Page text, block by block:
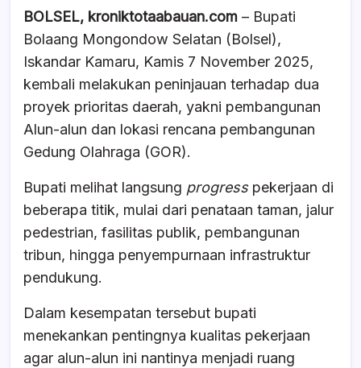
c
e
b
o
o
k
at
s
A
p
p
e
a
d
s
ar
e
BOLSEL, kroniktotaabauan.com – Bupati
Bolaang Mongondow Selatan (Bolsel),
Iskandar Kamaru, Kamis 7 November 2025,
kembali melakukan peninjauan terhadap dua
proyek prioritas daerah, yakni pembangunan
Alun-alun dan lokasi rencana pembangunan
Gedung Olahraga (GOR).
Bupati melihat langsung progresspekerjaan di
beberapa titik, mulai dari penataan taman, jalur
pedestrian, fasilitas publik, pembangunan
tribun, hingga penyempurnaan infrastruktur
pendukung.
Dalam kesempatan tersebut bupati
menekankan pentingnya kualitas pekerjaan
agar alun-alun ini nantinya menjadi ruang